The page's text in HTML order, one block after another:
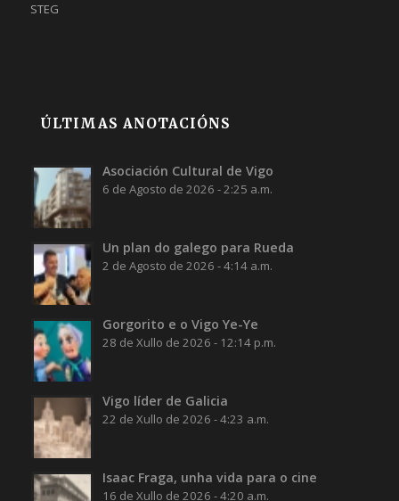
STEG
ÚLTIMAS ANOTACIÓNS
Asociación Cultural de Vigo
6 de Agosto de 2026 - 2:25 a.m.
Un plan do galego para Rueda
2 de Agosto de 2026 - 4:14 a.m.
Gorgorito e o Vigo Ye-Ye
28 de Xullo de 2026 - 12:14 p.m.
Vigo líder de Galicia
22 de Xullo de 2026 - 4:23 a.m.
Isaac Fraga, unha vida para o cine
16 de Xullo de 2026 - 4:20 a.m.